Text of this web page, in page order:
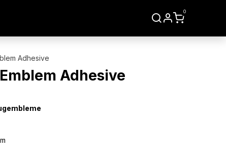
0
Adhesive
Adhesive